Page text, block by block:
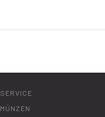
SERVICE
MÜNZEN